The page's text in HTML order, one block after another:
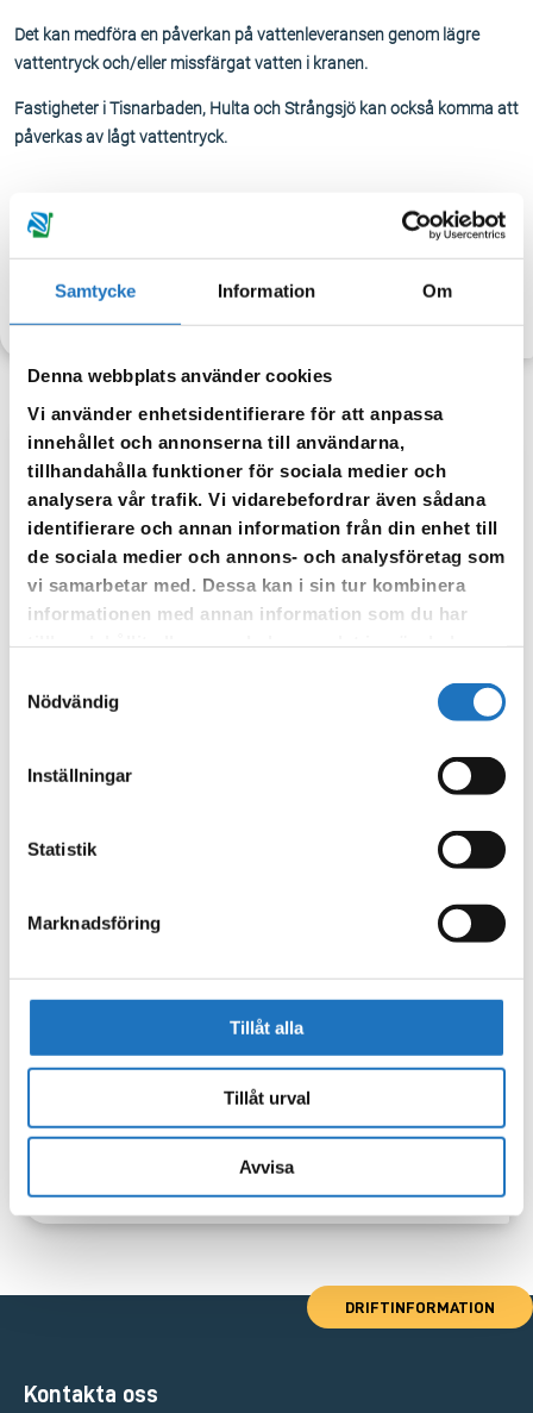
Samtycke Information Om
Denna webbplats använder cookies
Vi använder enhetsidentifierare för att anpassa
innehållet och annonserna till användarna,
tillhandahålla funktioner för sociala medier och
analysera vår trafik. Vi vidarebefordrar även sådana
identifierare och annan information från din enhet till
de sociala medier och annons- och analysföretag som
vi samarbetar med. Dessa kan i sin tur kombinera
informationen med annan information som du har
Nödvändig
Inställningar
Statistik
Marknadsföring
Tillåt alla
Tillåt urval
Avvisa
Det kan medföra en påverkan på vattenleveransen genom lägre
vattentryck och/eller missfärgat vatten i kranen.
Fastigheter i Tisnarbaden, Hulta och Strångsjö kan också komma att
påverkas av lågt vattentryck.
TILLBAKA
Anmäl dig till vår sms-tjänst.
Vår sms-tjänst använder vi enbart för att kunna informera dig
DRIFTINFORMATION
Kontakta oss